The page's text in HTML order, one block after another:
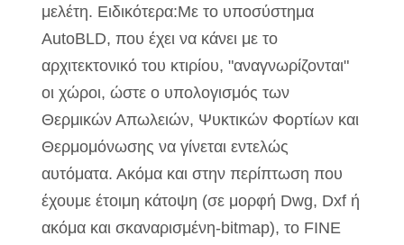
μελέτη. Ειδικότερα:Με το υποσύστημα
AutoBLD, που έχει να κάνει με το
αρχιτεκτονικό του κτιρίου, "αναγνωρίζονται"
οι χώροι, ώστε ο υπολογισμός των
Θερμικών Απωλειών, Ψυκτικών Φορτίων και
Θερμομόνωσης να γίνεται εντελώς
αυτόματα. Ακόμα και στην περίπτωση που
έχουμε έτοιμη κάτοψη (σε μορφή Dwg, Dxf ή
ακόμα και σκαναρισμένη-bitmap), το FINE